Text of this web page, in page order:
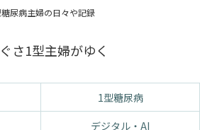
尿病主婦の日々や記録
さ1型主婦がゆく
1型糖尿病
デジタル・AI